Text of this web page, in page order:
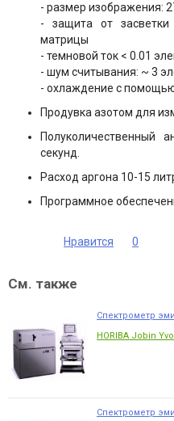
- размер изображения:
- защита от
матрицы
- темновой ток < 0.01
- шум считывания: ~ 3
- охлаждение с
Продувка азотом для
Полуколичественный
секунд.
Расход аргона 10-15
Программное
Нравится 0
См. также
Спектрометр
HORIBA Jobin
Спектрометр